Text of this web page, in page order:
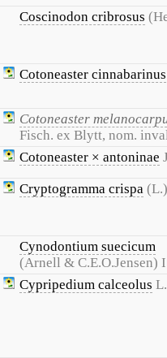
Coscinodon cribrosus
Cotoneaster cinnabarinus
Cotoneaster
Fisch. ex Blytt, nom.
Cotoneaster × antoninae
Cryptogramma crispa
Cynodontium suecicum
(Arnell & C.E.O.Jensen)
Cypripedium calceolus L.